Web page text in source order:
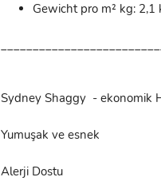
Gewicht pro m² kg: 2,1
Sydney Shaggy - ekonomik
Yumuşak ve esnek
Alerji Dostu